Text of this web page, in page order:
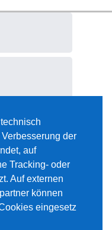
der
auf
Tracking- oder
Auf externen
können
eingesetz